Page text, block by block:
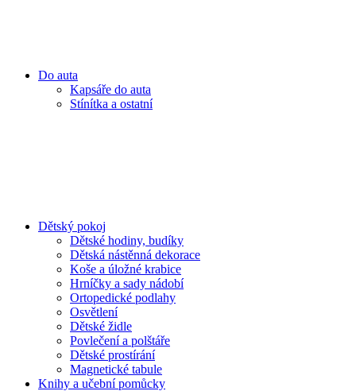
Do auta
Kapsáře do auta
Stínítka a ostatní
Dětský pokoj
Dětské hodiny, budíky
Dětská nástěnná dekorace
Koše a úložné krabice
Hrníčky a sady nádobí
Ortopedické podlahy
Osvětlení
Dětské židle
Povlečení a polštáře
Dětské prostírání
Magnetické tabule
Knihy a učební pomůcky